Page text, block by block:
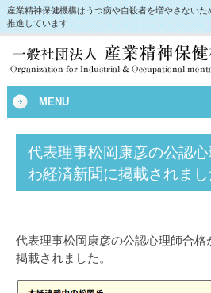
産業精神保健機構はうつ病や自殺者を増やさない
推進しています
MENU
代表理事松岡康彦の公認
わ経済新聞に掲載されまし
代表理事松岡康彦の公認心理師合格
掲載されました。